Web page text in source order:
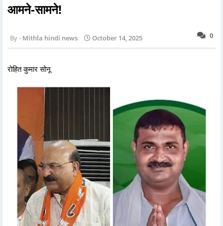
आमने-सामने!
0
Mithla hindi news October 14, 2025
रोहित कुमार सोनू